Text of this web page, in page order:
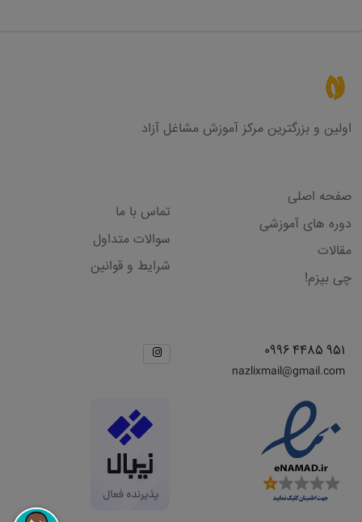
اولین و بزرگترین مرکز آموزش مشاغل آزاد
صفحه اصلی
دوره های آموزشی
مقالات
چی بپزم!
تماس با ما
سوالات متداول
شرایط و قوانین
951 4485 0996
nazlixmail@gmail.com